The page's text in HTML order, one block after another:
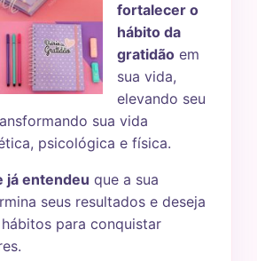
fortalecer o
hábito da
gratidão em
sua vida,
elevando seu
sua vida
psicológica e física.
já entendeu que a sua
seus resultados e deseja
para conquistar